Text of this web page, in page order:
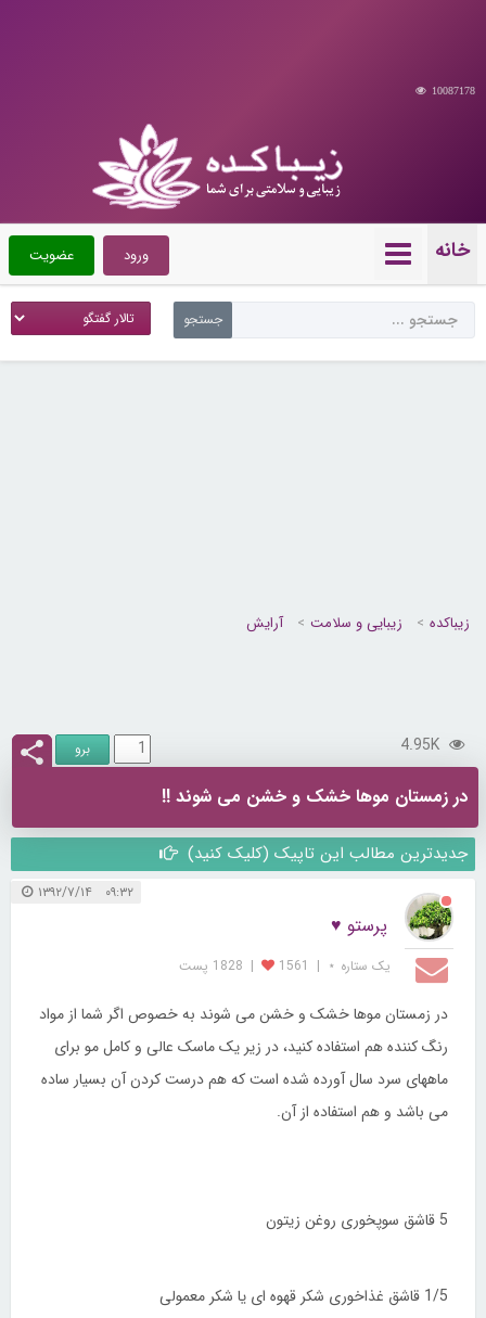
10087178
خانه عضویت ورود
زیباکده زیبایی و سلامت آرایش
4.95K
در زمستان موها خشک و خشن می شوند !!
جدیدترین مطالب این تاپیک (کلیک کنید)
۰۹:۳۲ ۱۳۹۲/۷/۱۴
پرستو ♥
یک ستاره ⋆ |
1561
| 1828 پست
در زمستان موها خشک و خشن می شوند به خصوص اگر شما از مواد
رنگ کننده هم استفاده کنید، در زیر یک ماسک عالی و کامل مو برای
ماههای سرد سال آورده شده است که هم درست کردن آن بسیار ساده
می باشد و هم استفاده از آن.
5 قاشق سوپخوری روغن زیتون
1/5 قاشق غذاخوری شکر قهوه ای یا شکر معمولی